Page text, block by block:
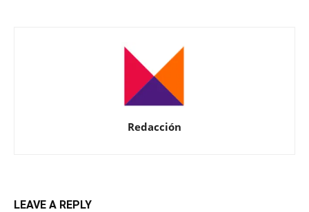
Redacción
LEAVE A REPLY